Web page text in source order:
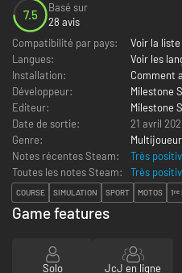
7.5
Basé sur
28 avis
Compatibilité par pays:
Voir la liste
Langues:
Voir les
Installation:
Comment
Développeur:
Milestone
Editeur:
Milestone
Date de sortie:
21 avril
Genre:
Multijoueur
Notes récentes Steam:
Très
Toutes les notes Steam:
Très
COURSE SIMULATION SPORT MOTOS
Game features
Solo JcJ en ligne